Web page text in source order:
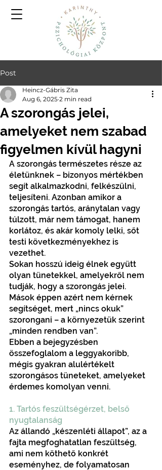
Post
A szorongás jelei,
amelyeket nem szabad
figyelmen kívül hagyni
Heincz-Gábris Zita
Aug 6, 2025 2 min read
A szorongás természetes része az
életünknek – bizonyos mértékben
segít alkalmazkodni, felkészülni,
teljesíteni. Azonban amikor a
szorongás tartós, aránytalan vagy
túlzott, már nem támogat, hanem
korlátoz, és akár komoly lelki, sőt
testi következményekhez is
vezethet.
Sokan hosszú ideig élnek együtt
olyan tünetekkel, amelyekről nem
tudják, hogy a szorongás jelei.
Mások éppen azért nem kérnek
segítséget, mert „nincs okuk”
szorongani – a környezetük szerint
„minden rendben van”.
Ebben a bejegyzésben
összefoglalom a leggyakoribb,
mégis gyakran alulértékelt
szorongásos tüneteket, amelyeket
érdemes komolyan venni.
1. Tartós feszültségérzet, belső
nyugtalanság
Az állandó „készenléti állapot”, az a
fajta megfoghatatlan feszültség,
ami nem köthető konkrét
eseményhez, de folyamatosan